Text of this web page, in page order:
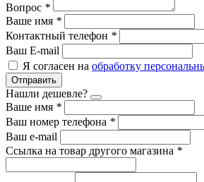
Вопрос *
Ваше имя *
Контактный телефон *
Ваш E-mail
Я согласен на обработку
Отправить
Нашли дешевле?
Ваше имя *
Ваш номер телефона *
Ваш e-mail
Ссылка на товар другого магазина *